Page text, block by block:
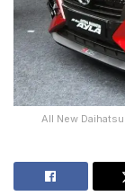
All New